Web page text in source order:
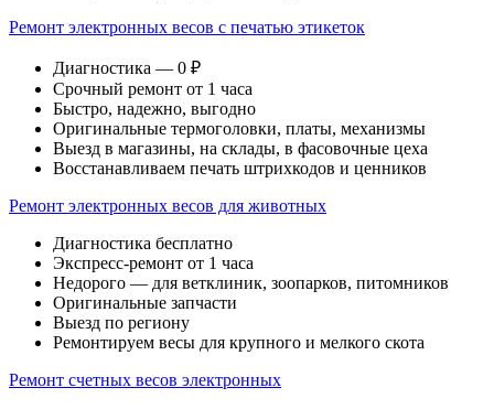
Ремонт электронных весов с печатью этикеток
Диагностика — 0 ₽
Срочный ремонт от 1 часа
Быстро, надежно, выгодно
Оригинальные термоголовки, платы, механизмы
Выезд в магазины, на склады, в фасовочные цеха
Восстанавливаем печать штрихкодов и ценников
Ремонт электронных весов для животных
Диагностика бесплатно
Экспресс-ремонт от 1 часа
Недорого — для ветклиник, зоопарков, питомников
Оригинальные запчасти
Выезд по региону
Ремонтируем весы для крупного и мелкого скота
Ремонт счетных весов электронных